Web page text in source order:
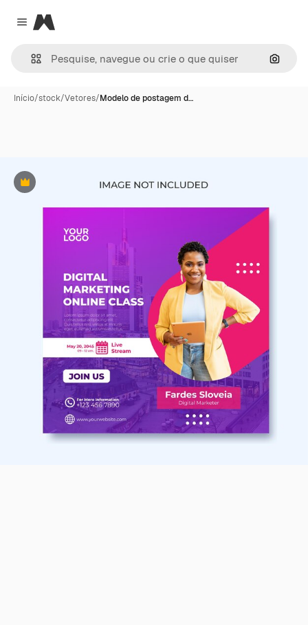
Close menu
Magnific
Início/stock/Vetores/Modelo de postagem d…
Premium